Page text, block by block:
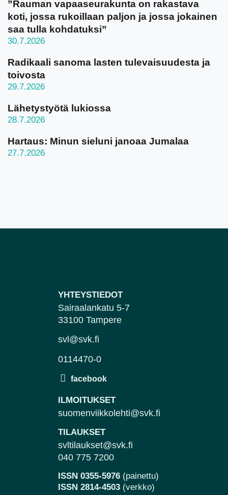
”Rauman vapaaseurakunta on rakastava
koti, jossa rukoillaan paljon ja jossa jokainen
saa tulla kohdatuksi”
30.7.2026
Radikaali sanoma lasten tulevaisuudesta ja
toivosta
29.7.2026
Lähetystyötä lukiossa
28.7.2026
Hartaus: Minun sieluni janoaa Jumalaa
27.7.2026
YHTEYSTIEDOT
Sairaalankatu 5-7
33100 Tampere
svl@svk.fi
0114470-0
ILMOITUKSET
suomenviikkolehti@svk.fi
TILAUKSET
svltilaukset@svk.fi
040 775 7200
ISSN 0355-5976 (painettu)
ISSN 2814-4503 (verkko)